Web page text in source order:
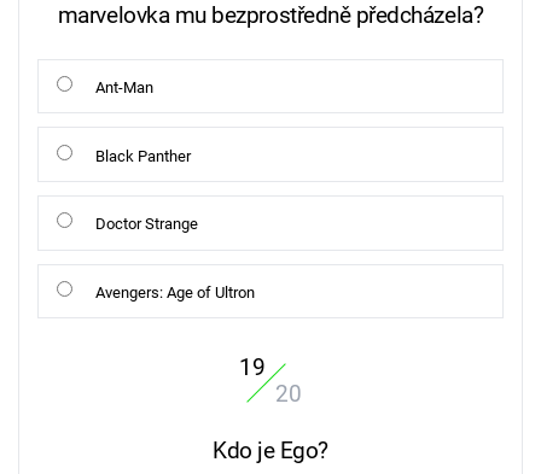
marvelovka mu bezprostředně předcházela?
Ant-Man
Black Panther
Doctor Strange
Avengers: Age of Ultron
19
20
Kdo je Ego?